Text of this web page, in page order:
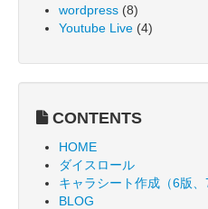
wordpress (8)
Youtube Live (4)
CONTENTS
HOME
ダイスロール
キャラシート作成（6版、
BLOG